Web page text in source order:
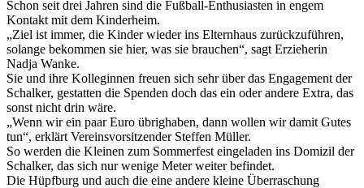
Schon seit drei Jahren sind die Fußball-Enthusiasten in engem
Kontakt mit dem Kinderheim.
„Ziel ist immer, die Kinder wieder ins Elternhaus zurückzuführen,
solange bekommen sie hier, was sie brauchen“, sagt Erzieherin
Nadja Wanke.
Sie und ihre Kolleginnen freuen sich sehr über das Engagement der
Schalker, gestatten die Spenden doch das ein oder andere Extra, das
sonst nicht drin wäre.
„Wenn wir ein paar Euro übrighaben, dann wollen wir damit Gutes
tun“, erklärt Vereinsvorsitzender Steffen Müller.
So werden die Kleinen zum Sommerfest eingeladen ins Domizil der
Schalker, das sich nur wenige Meter weiter befindet.
Die Hüpfburg und auch die eine andere kleine Überraschung